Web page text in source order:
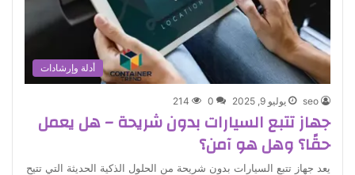
أدلة وإرشادات
seo يوليو 9, 2025 0
214
جهاز تتبع السيارات بدون شريحة – هل يعمل
حقًا؟ وهل هو آمن؟
يعد جهاز تتبع السيارات بدون شريحة من الحلول الذكية الحديثة التي تتيح